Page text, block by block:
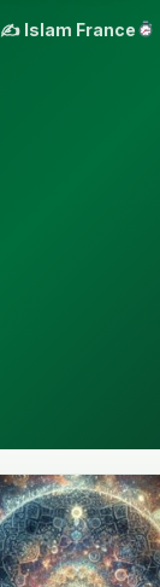
✍️ Islam France